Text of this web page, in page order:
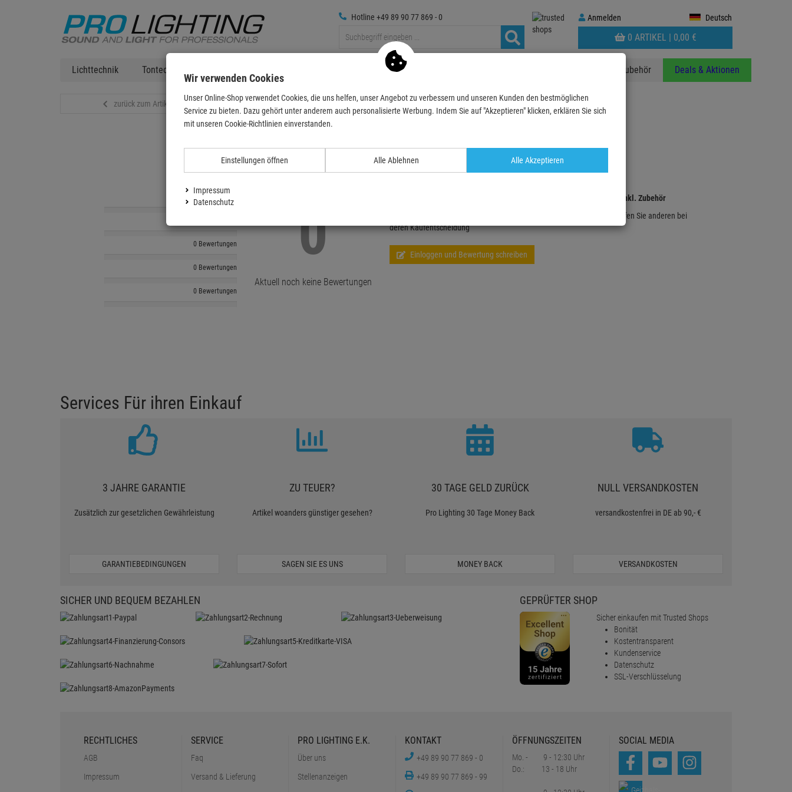
Anmelden
Anmelden Deutsch
WARENKORB
AUFKLAPPEN
0 ARTIKEL | 0,00 €
Hotline +49 89 90 77 869 - 0
Lichttechnik Tontechnik Medientechnik Zubehör Deals & Aktionen
zurück zum Artikel
Bewertungen
0 Bewertungen
0 Bewertungen
0 Bewertungen
0 Bewertungen
0
Aktuell noch keine Bewertungen
TASKI AERO 8 - Kompakter, leistungsstarker und leiser Kesselsauger inkl. Zubehör
Schreiben Sie jetzt Ihre persönliche Erfahrung mit diesem Artikel und helfen Sie anderen bei
deren Kaufentscheidung
Einloggen und Bewertung schreiben
Services Für ihren Einkauf
3 JAHRE GARANTIE
Zusätzlich zur gesetzlichen Gewährleistung
GARANTIEBEDINGUNGEN
ZU TEUER?
Artikel woanders günstiger gesehen?
SAGEN SIE ES UNS
30 TAGE GELD ZURÜCK
Pro Lighting 30 Tage Money Back
MONEY BACK
NULL VERSANDKOSTEN
versandkostenfrei in DE ab 90,- €
VERSANDKOSTEN
SICHER UND BEQUEM BEZAHLEN GEPRÜFTER SHOP
Sicher einkaufen mit Trusted Shops
Bonität
Kostentransparent
Kundenservice
Datenschutz
SSL-Verschlüsselung
RECHTLICHES
AGB
Impressum
SERVICE
Faq
Versand & Lieferung
PRO LIGHTING E.K.
Über uns
Stellenanzeigen
KONTAKT
+49 89 90 77 869 - 0
+49 89 90 77 869 - 99
ÖFFNUNGSZEITEN
Mo. -
Do.:
9 - 12:30 Uhr
13 - 18 Uhr
SOCIAL MEDIA
Wir verwenden Cookies
Unser Online-Shop verwendet Cookies, die uns helfen, unser Angebot zu verbessern und unseren Kunden den bestmöglichen
Service zu bieten. Dazu gehört unter anderem auch personalisierte Werbung. Indem Sie auf "Akzeptieren" klicken, erklären Sie sich
mit unseren Cookie-Richtlinien einverstanden.
Einstellungen öffnen Alle Ablehnen Alle Akzeptieren
Impressum
Datenschutz